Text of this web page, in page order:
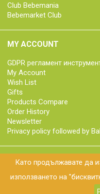
Като продължавате да
използването на
Club Bebemania
Bebemarket Club
MY ACCOUNT
GDPR регламент
My Account
Wish List
Gifts
Products Compare
Order History
Newsletter
Privacy policy followed by
© 2018 bebemarket.bg | All